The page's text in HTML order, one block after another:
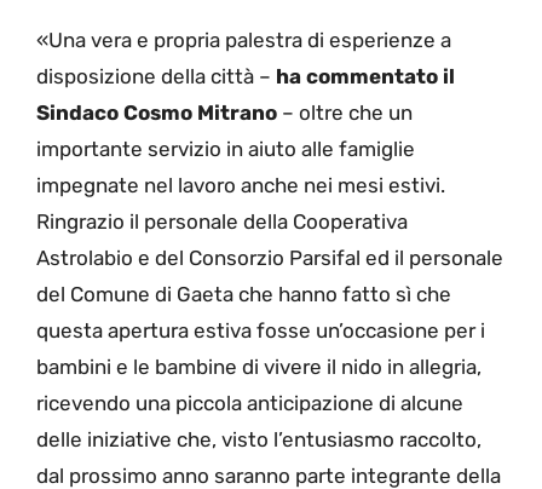
«Una vera e propria palestra di esperienze a
disposizione della città – ha commentato il
Sindaco Cosmo Mitrano – oltre che un
importante servizio in aiuto alle famiglie
impegnate nel lavoro anche nei mesi estivi.
Ringrazio il personale della Cooperativa
Astrolabio e del Consorzio Parsifal ed il personale
del Comune di Gaeta che hanno fatto sì che
questa apertura estiva fosse un’occasione per i
bambini e le bambine di vivere il nido in allegria,
ricevendo una piccola anticipazione di alcune
delle iniziative che, visto l’entusiasmo raccolto,
dal prossimo anno saranno parte integrante della